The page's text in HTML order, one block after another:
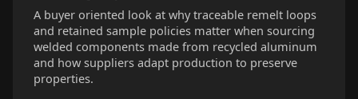
A buyer oriented look at why traceable remelt loops
and retained sample policies matter when sourcing
welded components made from recycled aluminum
and how suppliers adapt production to preserve
properties.